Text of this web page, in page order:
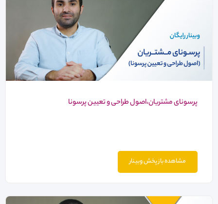
پرسونای مشتریان،اصول طراحی و تعیین پرسونا
مشاهده باز پخش وبینار